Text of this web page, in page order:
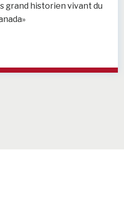
grand historien vivant du